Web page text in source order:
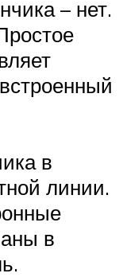
– нет.
в
линии.
в